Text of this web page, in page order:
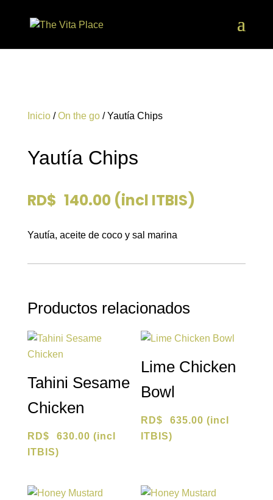
Inicio/On the go/ Yautía Chips
Yautía Chips
RD$ 140.00 (incl ITBIS)
Yautía, aceite de coco y sal marina
Productos relacionados
Tahini Sesame
Chicken
RD$ 630.00 (incl
ITBIS)
Lime Chicken
Bowl
RD$ 635.00 (incl
ITBIS)